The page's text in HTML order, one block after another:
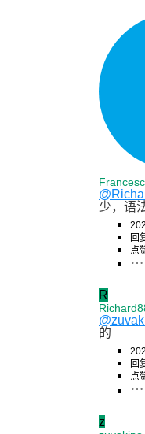
少，语
回
点
R
的
回
点
z